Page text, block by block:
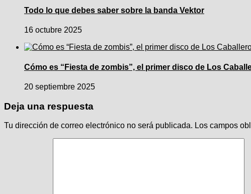
Todo lo que debes saber sobre la banda Vektor
16 octubre 2025
Cómo es “Fiesta de zombis”, el primer disco de Los
20 septiembre 2025
Deja una respuesta
Tu dirección de correo electrónico no será publicada. Los campos